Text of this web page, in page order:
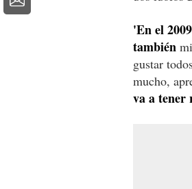
'En el
también
gustar
mucho,
va a tener